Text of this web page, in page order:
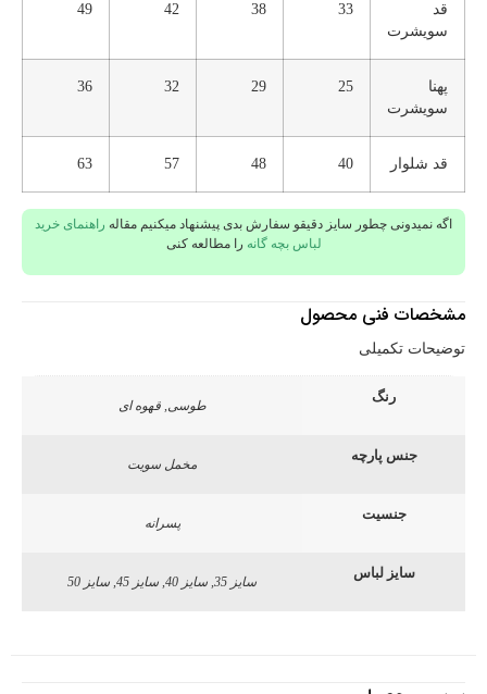
قد
سویشرت
33
38
42
49
پهنا
سویشرت
25
29
32
36
قد شلوار 40
48
57
63
اگه نمیدونی چطور سایز دقیقو سفارش بدی پیشنهاد میکنیم مقاله راهنمای خرید
لباس بچه گانه را مطالعه کنی
مشخصات فنی محصول
توضیحات تکمیلی
رنگ
طوسی, قهوه ای
جنس پارچه
مخمل سویت
جنسیت
پسرانه
سایز لباس
سایز 35, سایز 40, سایز 45, سایز 50